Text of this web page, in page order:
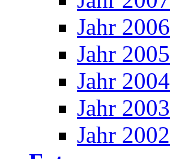
Jahr 2006
Jahr 2005
Jahr 2004
Jahr 2003
Jahr 2002